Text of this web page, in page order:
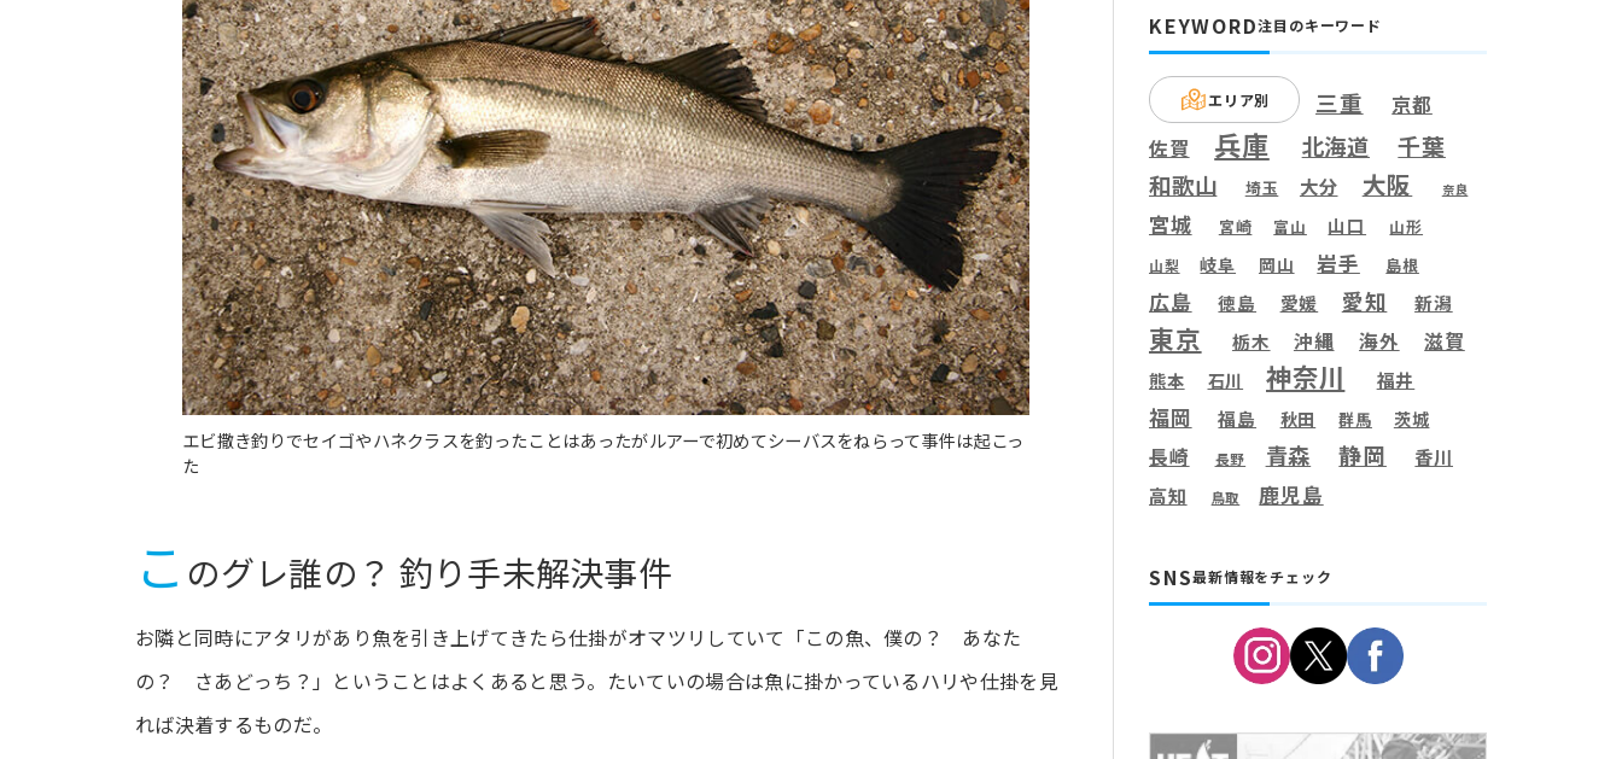
エビ撒き釣りでセイゴやハネクラスを釣ったことはあったがルアーで初めてシーバスをねらって事件は起こっ
た
こ のグレ誰の？ 釣り手未解決事件
お隣と同時にアタリがあり魚を引き上げてきたら仕掛がオマツリしていて「この魚、僕の？ あなた
の？ さあどっち？」ということはよくあると思う。たいていの場合は魚に掛かっているハリや仕掛を見
れば決着するものだ。
KEYWORD注目のキーワード
エリア別 三重 京都
佐賀 兵庫 北海道 千葉
和歌山 埼玉 大分 大阪 奈良
宮城 宮崎 富山 山口 山形
山梨 岐阜 岡山 岩手 島根
広島 徳島 愛媛 愛知 新潟
東京 栃木 沖縄 海外 滋賀
熊本 石川 神奈川 福井
福岡 福島 秋田 群馬 茨城
長崎 長野 青森 静岡 香川
高知 鳥取 鹿児島
SNS最新情報をチェック